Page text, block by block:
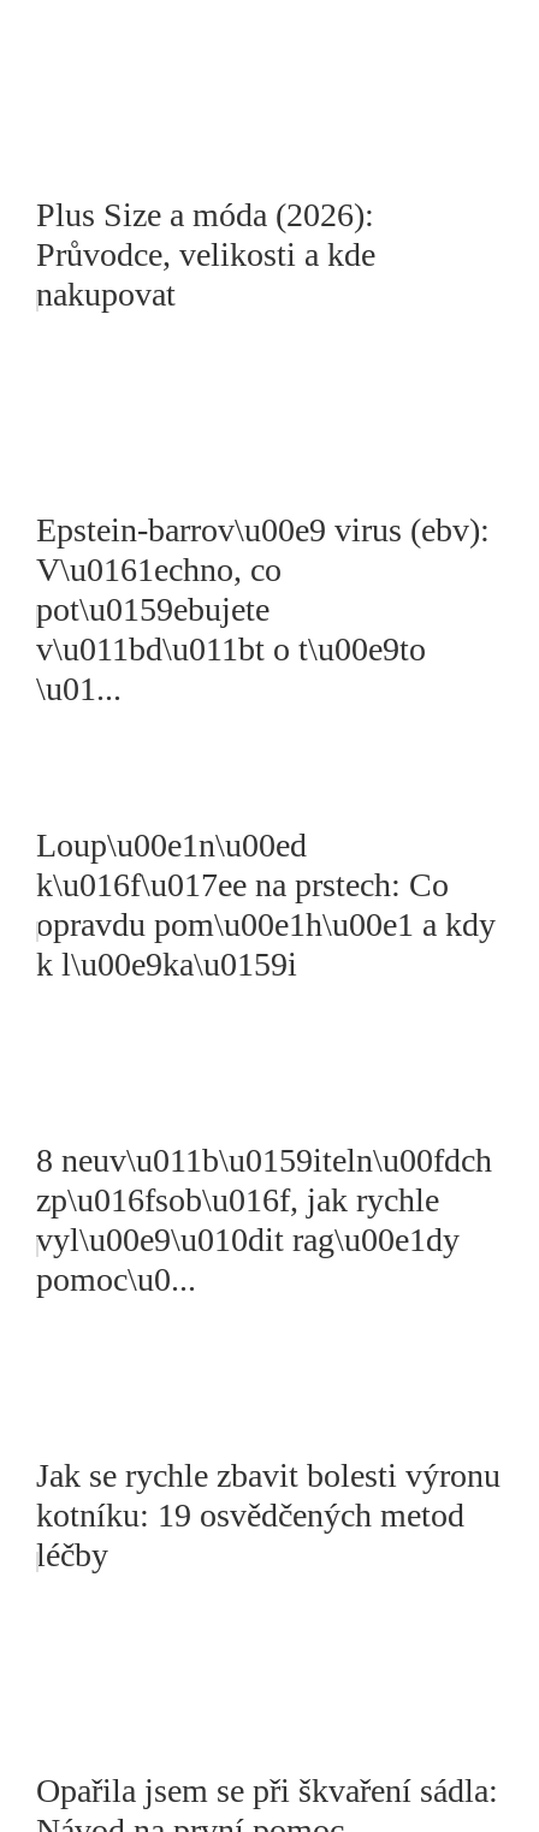
Plus Size a móda (2026):
Průvodce, velikosti a kde
nakupovat
Epstein-barrov\u00e9 virus (ebv):
V\u0161echno, co
pot\u0159ebujete
v\u011bd\u011bt o t\u00e9to
\u01...
Loup\u00e1n\u00ed
k\u016f\u017ee na prstech: Co
opravdu pom\u00e1h\u00e1 a kdy
k l\u00e9ka\u0159i
8 neuv\u011b\u0159iteln\u00fdch
zp\u016fsob\u016f, jak rychle
vyl\u00e9\u010dit rag\u00e1dy
pomoc\u0...
Jak se rychle zbavit bolesti výronu
kotníku: 19 osvědčených metod
léčby
Opařila jsem se při škvaření sádla: